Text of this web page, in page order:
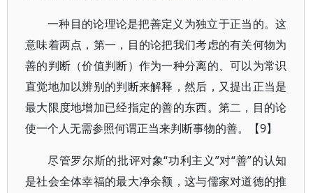
一种目的论理论是把善定义为独立于正当的。这
意味着两点，第一，目的论把我们考虑的有关何物为
善的判断（价值判断）作为一种分离的、可以为常识
直觉地加以辨别的判断来解释，然后，又提出正当是
最大限度地增加已经指定的善的东西。第二，目的论
使一个人无需参照何谓正当来判断事物的善。【9】
尽管罗尔斯的批评对象“功利主义”对“善”的认知
是社会全体幸福的最大净余额，这与儒家对道德的推